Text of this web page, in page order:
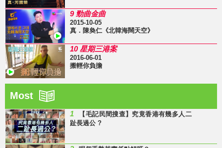
9 勁曲金曲
2015-10-05
真．陳奐仁《北韓海闊天空》
10 星期三港案
2016-06-01
搬輕你負擔
Most
1
【毛記民間搜查】究竟香港有幾多人二
趾長過公 ?